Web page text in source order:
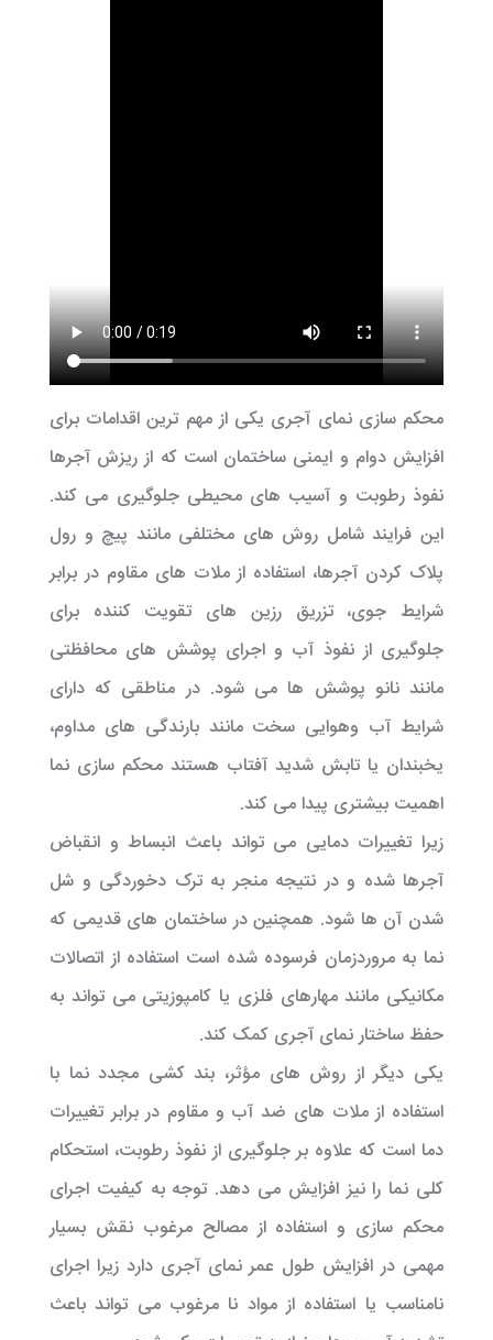
محکم سازی نمای آجری یکی از مهم ترین اقدامات برای
افزایش دوام و ایمنی ساختمان است که از ریزش آجرها
نفوذ رطوبت و آسیب های محیطی جلوگیری می کند.
این فرایند شامل روش های مختلفی مانند پیچ و رول
پلاک کردن آجرها، استفاده از ملات های مقاوم در برابر
شرایط جوی، تزریق رزین های تقویت کننده برای
جلوگیری از نفوذ آب و اجرای پوشش های محافظتی
مانند نانو پوشش ها می شود. در مناطقی که دارای
شرایط آب وهوایی سخت مانند بارندگی های مداوم،
یخبندان یا تابش شدید آفتاب هستند محکم سازی نما
اهمیت بیشتری پیدا می کند.
زیرا تغییرات دمایی می تواند باعث انبساط و انقباض
آجرها شده و در نتیجه منجر به ترک دخوردگی و شل
شدن آن ها شود. همچنین در ساختمان های قدیمی که
نما به مروردزمان فرسوده شده است استفاده از اتصالات
مکانیکی مانند مهارهای فلزی یا کامپوزیتی می تواند به
حفظ ساختار نمای آجری کمک کند.
یکی دیگر از روش های مؤثر، بند کشی مجدد نما با
استفاده از ملات های ضد آب و مقاوم در برابر تغییرات
دما است که علاوه بر جلوگیری از نفوذ رطوبت، استحکام
کلی نما را نیز افزایش می دهد. توجه به کیفیت اجرای
محکم سازی و استفاده از مصالح مرغوب نقش بسیار
مهمی در افزایش طول عمر نمای آجری دارد زیرا اجرای
نامناسب یا استفاده از مواد نا مرغوب می تواند باعث